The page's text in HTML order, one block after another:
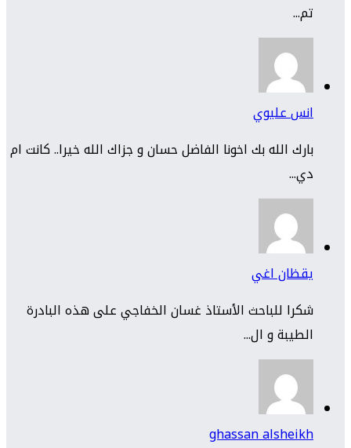
تم...
انس عليوي
بارك الله بك اخونا الفاضل حسان و جزاك الله خيرا.. كانت ام
دي...
يقظان اغي
شكرا للباحث الأستاذ غسان الخفاجي على هذه البادرة
الطيبة و ال...
ghassan alsheikh